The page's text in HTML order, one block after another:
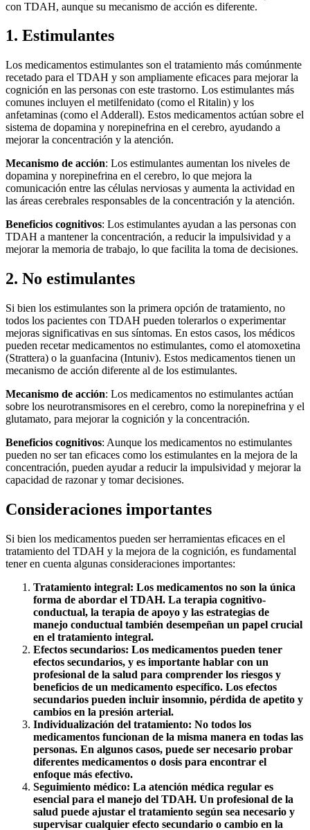
con TDAH, aunque su mecanismo de acción es diferente.
1. Estimulantes
Los medicamentos estimulantes son el tratamiento más comúnmente
recetado para el TDAH y son ampliamente eficaces para mejorar la
cognición en las personas con este trastorno. Los estimulantes más
comunes incluyen el metilfenidato (como el Ritalin) y los
anfetaminas (como el Adderall). Estos medicamentos actúan sobre el
sistema de dopamina y norepinefrina en el cerebro, ayudando a
mejorar la concentración y la atención.
Mecanismo de acción: Los estimulantes aumentan los niveles de
dopamina y norepinefrina en el cerebro, lo que mejora la
comunicación entre las células nerviosas y aumenta la actividad en
las áreas cerebrales responsables de la concentración y la atención.
Beneficios cognitivos: Los estimulantes ayudan a las personas con
TDAH a mantener la concentración, a reducir la impulsividad y a
mejorar la memoria de trabajo, lo que facilita la toma de decisiones.
2. No estimulantes
Si bien los estimulantes son la primera opción de tratamiento, no
todos los pacientes con TDAH pueden tolerarlos o experimentar
mejoras significativas en sus síntomas. En estos casos, los médicos
pueden recetar medicamentos no estimulantes, como el atomoxetina
(Strattera) o la guanfacina (Intuniv). Estos medicamentos tienen un
mecanismo de acción diferente al de los estimulantes.
Mecanismo de acción: Los medicamentos no estimulantes actúan
sobre los neurotransmisores en el cerebro, como la norepinefrina y el
glutamato, para mejorar la cognición y la concentración.
Beneficios cognitivos: Aunque los medicamentos no estimulantes
pueden no ser tan eficaces como los estimulantes en la mejora de la
concentración, pueden ayudar a reducir la impulsividad y mejorar la
capacidad de razonar y tomar decisiones.
Consideraciones importantes
Si bien los medicamentos pueden ser herramientas eficaces en el
tratamiento del TDAH y la mejora de la cognición, es fundamental
tener en cuenta algunas consideraciones importantes:
Tratamiento integral: Los medicamentos no son la única
forma de abordar el TDAH. La terapia cognitivo-
conductual, la terapia de apoyo y las estrategias de
manejo conductual también desempeñan un papel crucial
en el tratamiento integral.
Efectos secundarios: Los medicamentos pueden tener
efectos secundarios, y es importante hablar con un
profesional de la salud para comprender los riesgos y
beneficios de un medicamento específico. Los efectos
secundarios pueden incluir insomnio, pérdida de apetito y
cambios en la presión arterial.
Individualización del tratamiento: No todos los
medicamentos funcionan de la misma manera en todas las
personas. En algunos casos, puede ser necesario probar
diferentes medicamentos o dosis para encontrar el
enfoque más efectivo.
Seguimiento médico: La atención médica regular es
esencial para el manejo del TDAH. Un profesional de la
salud puede ajustar el tratamiento según sea necesario y
supervisar cualquier efecto secundario o cambio en la